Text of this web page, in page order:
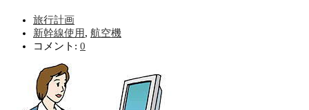
旅行計画
新幹線使用, 航空機
コメント: 0